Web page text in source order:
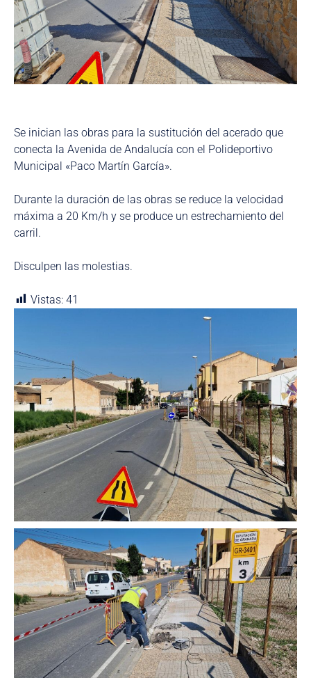
Se inician las obras para la sustitución del acerado que
conecta la Avenida de Andalucía con el Polideportivo
Municipal «Paco Martín García».
Durante la duración de las obras se reduce la velocidad
máxima a 20 Km/h y se produce un estrechamiento del
carril.
Disculpen las molestias.
Vistas: 41